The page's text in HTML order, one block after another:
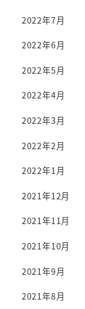
2022年7月
2022年6月
2022年5月
2022年4月
2022年3月
2022年2月
2022年1月
2021年12月
2021年11月
2021年10月
2021年9月
2021年8月